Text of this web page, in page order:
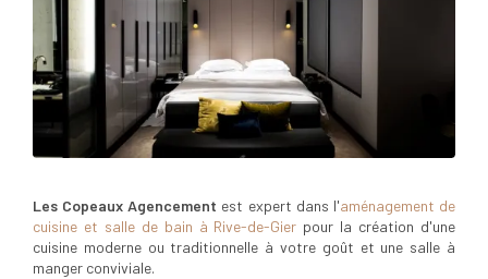
Les Copeaux Agencement est expert dans l'aménagement de
cuisine et salle de bain à Rive-de-Gier pour la création d'une
cuisine moderne ou traditionnelle à votre goût et une salle à
manger conviviale.